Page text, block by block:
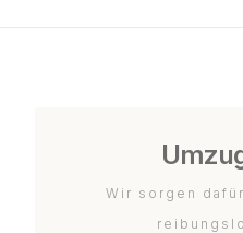
Wir sorgen